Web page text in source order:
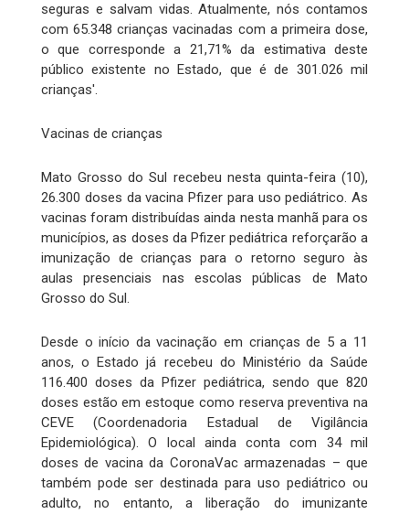
seguras e salvam vidas. Atualmente, nós contamos
com 65.348 crianças vacinadas com a primeira dose,
o que corresponde a 21,71% da estimativa deste
público existente no Estado, que é de 301.026 mil
crianças'.
Vacinas de crianças
Mato Grosso do Sul recebeu nesta quinta-feira (10),
26.300 doses da vacina Pfizer para uso pediátrico. As
vacinas foram distribuídas ainda nesta manhã para os
municípios, as doses da Pfizer pediátrica reforçarão a
imunização de crianças para o retorno seguro às
aulas presenciais nas escolas públicas de Mato
Grosso do Sul.
Desde o início da vacinação em crianças de 5 a 11
anos, o Estado já recebeu do Ministério da Saúde
116.400 doses da Pfizer pediátrica, sendo que 820
doses estão em estoque como reserva preventiva na
CEVE (Coordenadoria Estadual de Vigilância
Epidemiológica). O local ainda conta com 34 mil
doses de vacina da CoronaVac armazenadas – que
também pode ser destinada para uso pediátrico ou
adulto, no entanto, a liberação do imunizante